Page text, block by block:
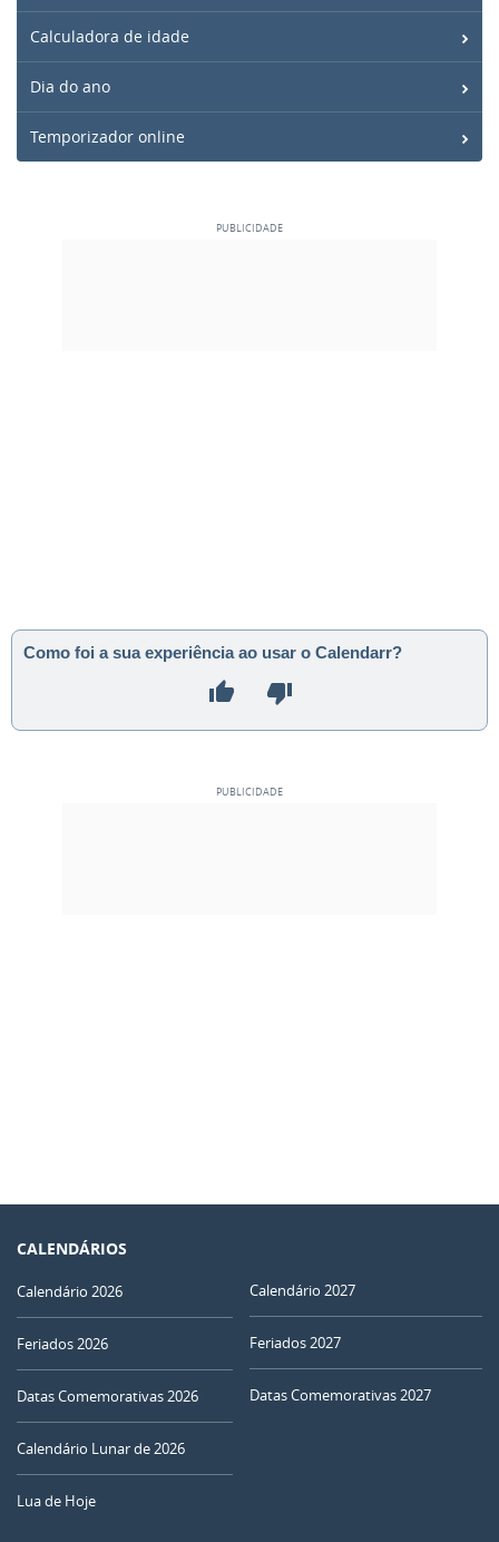
Calculadora de idade
Dia do ano
Temporizador online
Como foi a sua experiência ao usar o Calendarr?
CALENDÁRIOS
Calendário 2026
Feriados 2026
Datas Comemorativas 2026
Calendário Lunar de 2026
Lua de Hoje
Calendário 2027
Feriados 2027
Datas Comemorativas 2027